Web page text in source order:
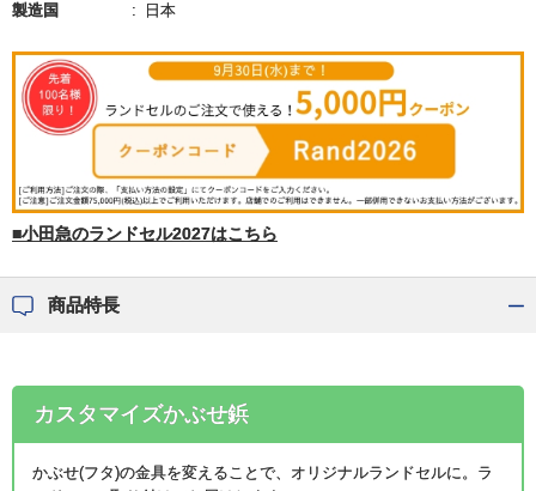
製造国
日本
■小田急のランドセル2027はこちら
商品特長
カスタマイズかぶせ鋲
かぶせ(フタ)の金具を変えることで、オリジナルランドセルに。ラ